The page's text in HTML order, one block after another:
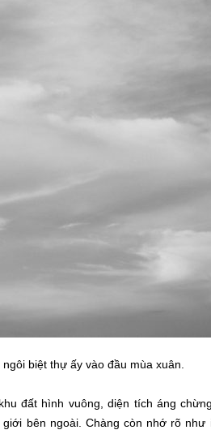
ngôi biệt thự ấy vào đầu mùa xuân
đất hình vuông, diện tích áng chừng
giới bên ngoài. Chàng còn nhớ rõ như